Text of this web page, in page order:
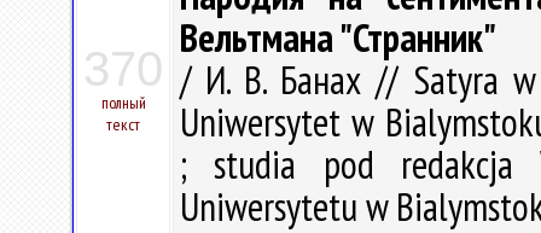
370
полный
текст
Вельтмана "Странник"
/ И. В. Банах // Satyra w
Uniwersytet w
; studia pod redakcja
Uniwersytetu w